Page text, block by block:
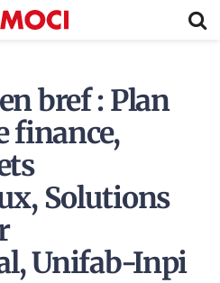
bref : Plan
finance,
Solutions
Unifab-Inpi